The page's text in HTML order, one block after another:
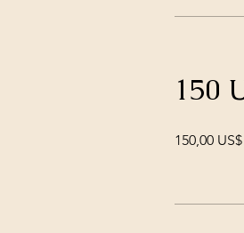
150
150,00 US$